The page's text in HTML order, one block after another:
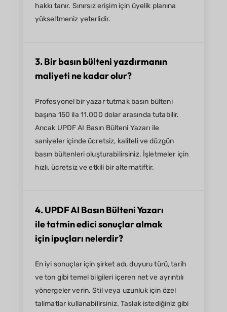
hakkı tanır. Sınırsız erişim için üyelik planına
yükseltmeniz yeterlidir.
3. Bir basın bülteni yazdırmanın
maliyeti ne kadar olur?
Profesyonel bir yazar tutmak basın bülteni
başına 150 ila 11.000 dolar arasında tutabilir.
Ancak UPDF AI Basın Bülteni Yazarı ile
saniyeler içinde ücretsiz, kaliteli ve düzgün
basın bültenleri oluşturabilirsiniz. İşletmeler için
hızlı, ücretsiz ve etkili bir alternatiftir.
4. UPDF AI Basın Bülteni Yazarı
ile tatmin edici sonuçlar almak
için ipuçları nelerdir?
En iyi sonuçlar için şirket adı, duyuru türü, tarih
ve ton gibi temel bilgileri içeren net ve ayrıntılı
yönergeler verin. Stil veya uzunluk için özel
talimatlar kullanabilirsiniz. Taslak istediğiniz gibi